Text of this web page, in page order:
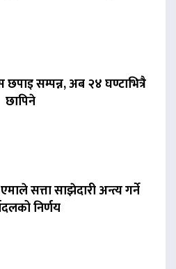
सम्पन्न, अब २४ घण्टाभित्रै
छापिने
सत्ता साझेदारी अन्त्य गर्ने
निर्णय